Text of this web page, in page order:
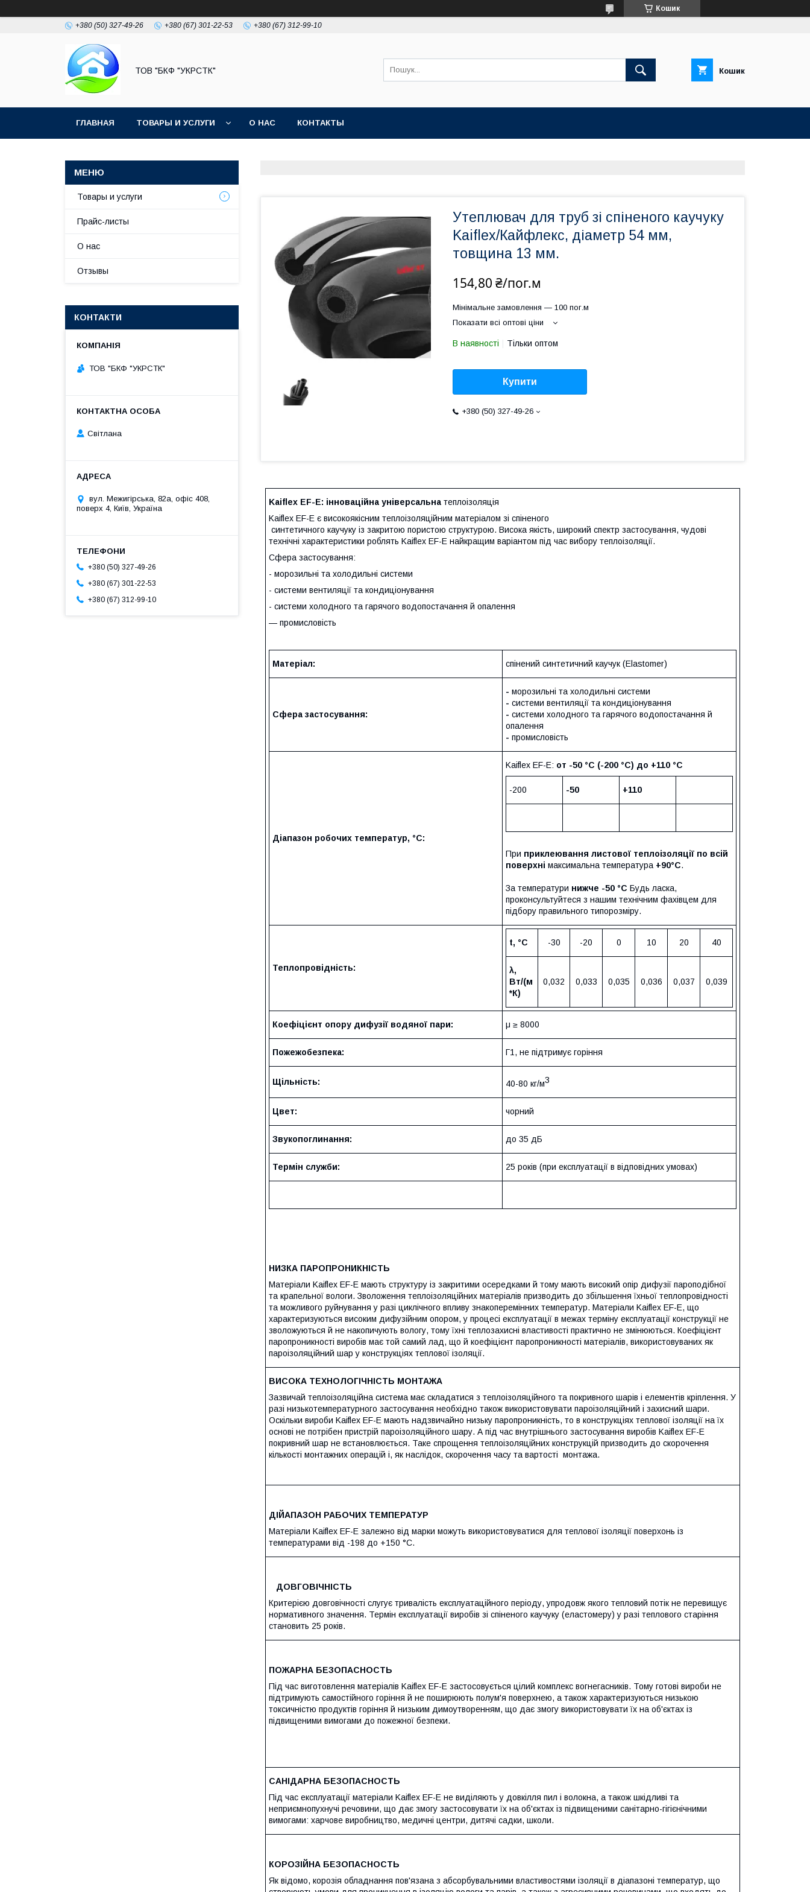
Кошик
+380 (50) 327-49-26 +380 (67) 301-22-53 +380 (67) 312-99-10
ТОВ "БКФ "УКРСТК" Кошик
ГЛАВНАЯ ТОВАРЫ И УСЛУГИ О НАС КОНТАКТЫ
Утеплювач для труб зі спіненого каучуку
Kaiflex/Кайфлекс, діаметр 54 мм,
товщина 13 мм.
154,80 ₴/пог.м
Мінімальне замовлення — 100 пог.м
Показати всі оптові ціни
В наявності Тільки оптом
Купити
+380 (50) 327-49-26
Kaiflex EF-E: інноваційна універсальна теплоізоляція
Kaiflex EF-E є високоякісним теплоізоляційним матеріалом зі спіненого
синтетичного каучуку із закритою пористою структурою. Висока якість, широкий спектр застосування, чудові
технічні характеристики роблять Kaiflex EF-E найкращим варіантом під час вибору теплоізоляції.
Сфера застосування:
- морозильні та холодильні системи
- системи вентиляції та кондиціонування
- системи холодного та гарячого водопостачання й опалення
— промисловість
Матеріал: спінений синтетичний каучук (Elastomer)
Сфера застосування:
- морозильні та холодильні системи
- системи вентиляції та кондиціонування
- системи холодного та гарячого водопостачання й
опалення
- промисловість
Діапазон робочих температур, °C:
Kaiflex EF-E: от -50 °C (-200 °C) до +110 °C
-200 -50 +110
При приклеювання листової теплоізоляції по всій
поверхні максимальна температура +90°C.
За температури нижче -50 °C Будь ласка,
проконсультуйтеся з нашим технічним фахівцем для
підбору правильного типорозміру.
Теплопровідність:
t, °C -30 -20 0 10 20 40
λ,
Вт/(м
*К)
0,032 0,033 0,035 0,036 0,037 0,039
Коефіцієнт опору дифузії водяної пари: μ ≥ 8000
Пожежобезпека: Г1, не підтримує горіння
Щільність: 40-80 кг/м3
Цвет: чорний
Звукопоглинання: до 35 дБ
Термін служби: 25 років (при експлуатації в відповідних умовах)
НИЗКА ПАРОПРОНИКНІСТЬ
Матеріали Kaiflex EF-E мають структуру із закритими осередками й тому мають високий опір дифузії пароподібної
та крапельної вологи. Зволоження теплоізоляційних матеріалів призводить до збільшення їхньої теплопровідності
та можливого руйнування у разі циклічного впливу знакоперемінних температур. Матеріали Kaiflex EF-E, що
характеризуються високим дифузійним опором, у процесі експлуатації в межах терміну експлуатації конструкції не
зволожуються й не накопичують вологу, тому їхні теплозахисні властивості практично не змінюються. Коефіцієнт
паропроникності виробів має той самий лад, що й коефіцієнт паропроникності матеріалів, використовуваних як
пароізоляційний шар у конструкціях теплової ізоляції.
ВИСОКА ТЕХНОЛОГІЧНІСТЬ МОНТАЖА
Зазвичай теплоізоляційна система має складатися з теплоізоляційного та покривного шарів і елементів кріплення. У
разі низькотемпературного застосування необхідно також використовувати пароізоляційний і захисний шари.
Оскільки вироби Kaiflex EF-E мають надзвичайно низьку паропроникність, то в конструкціях теплової ізоляції на їх
основі не потрібен пристрій пароізоляційного шару. А під час внутрішнього застосування виробів Kaiflex EF-E
покривний шар не встановлюється. Таке спрощення теплоізоляційних конструкцій призводить до скорочення
кількості монтажних операцій і, як наслідок, скорочення часу та вартості монтажа.
ДІЙАПАЗОН РАБОЧИХ ТЕМПЕРАТУР
Матеріали Kaiflex EF-E залежно від марки можуть використовуватися для теплової ізоляції поверхонь із
температурами від -198 до +150 °C.
ДОВГОВІЧНІСТЬ
Критерією довговічності слугує тривалість експлуатаційного періоду, упродовж якого тепловий потік не перевищує
нормативного значення. Термін експлуатації виробів зі спіненого каучуку (еластомеру) у разі теплового старіння
становить 25 років.
ПОЖАРНА БЕЗОПАСНОСТЬ
Під час виготовлення матеріалів Kaiflex EF-E застосовується цілий комплекс вогнегасників. Тому готові вироби не
підтримують самостійного горіння й не поширюють полум'я поверхнею, а також характеризуються низькою
токсичністю продуктів горіння й низьким димоутворенням, що дає змогу використовувати їх на об'єктах із
підвищеними вимогами до пожежної безпеки.
САНІДАРНА БЕЗОПАСНОСТЬ
Під час експлуатації матеріали Kaiflex EF-E не виділяють у довкілля пил і волокна, а також шкідливі та
неприємнопухнучі речовини, що дає змогу застосовувати їх на об'єктах із підвищеними санітарно-гігієнічними
вимогами: харчове виробництво, медичні центри, дитячі садки, школи.
КОРОЗІЙНА БЕЗОПАСНОСТЬ
Як відомо, корозія обладнання пов'язана з абсорбувальними властивостями ізоляції в діапазоні температур, що
Товары и услуги
Прайс-листы
О нас
Отзывы
КОНТАКТИ
ТОВ "БКФ "УКРСТК"
Світлана
вул. Межигірська, 82а, офіс 408,
поверх 4, Київ, Україна
+380 (50) 327-49-26
+380 (67) 301-22-53
+380 (67) 312-99-10